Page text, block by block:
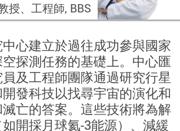
授、工程師, BBS
心建立於過往成功參與國家
探測任務的基礎上。中心匯
及工程師團隊通過研究行星
發科技以找尋宇宙的演化和
亡的答案。這些技術將為解
開採月球氦-3能源）、減緩